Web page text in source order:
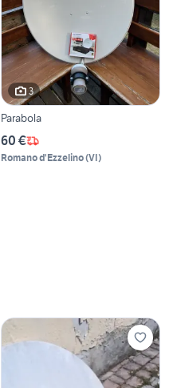
3
Parabola
60 €
Romano d'Ezzelino(VI)